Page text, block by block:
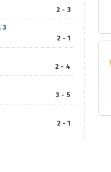
2 - 3
3
2 - 1
2 - 4
3 - 5
2 - 1